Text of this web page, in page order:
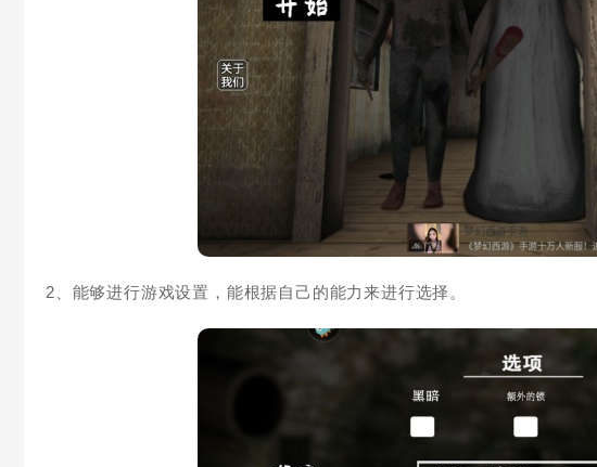
2、能够进行游戏设置，能根据自己的能力来进行选择。